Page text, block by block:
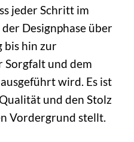
jeder Schritt im
Designphase über
bis hin zur
Sorgfalt und dem
wird. Es ist
und den Stolz
Vordergrund stellt.